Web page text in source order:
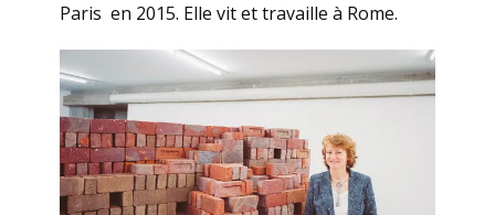
Paris en 2015. Elle vit et travaille à Rome.